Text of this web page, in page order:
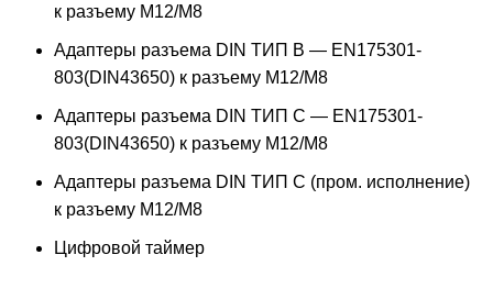
к разъему M12/M8
Адаптеры разъема DIN ТИП B — EN175301-
803(DIN43650) к разъему M12/M8
Адаптеры разъема DIN ТИП C — EN175301-
803(DIN43650) к разъему M12/M8
Адаптеры разъема DIN ТИП C (пром. исполнение)
к разъему M12/M8
Цифровой таймер